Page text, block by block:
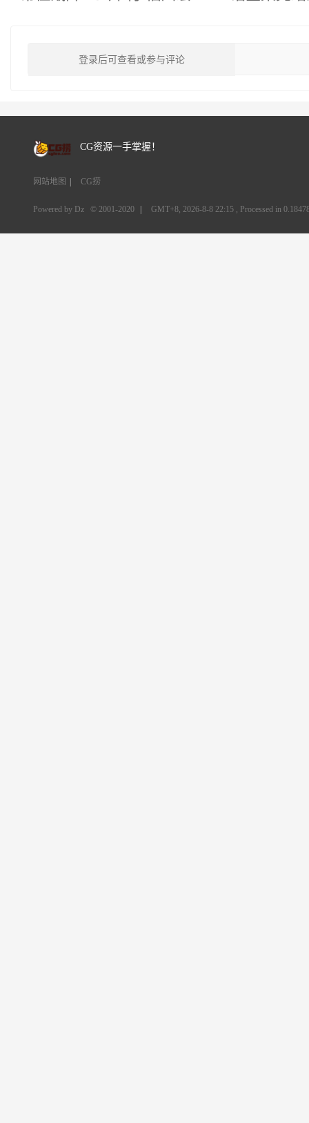
登录后可查看或参与评论
CG资源一手掌握！
网站地图 CG捞
Powered by Dz © 2001-2020 GMT+8, 2026-8-8 22:15 , Processed in